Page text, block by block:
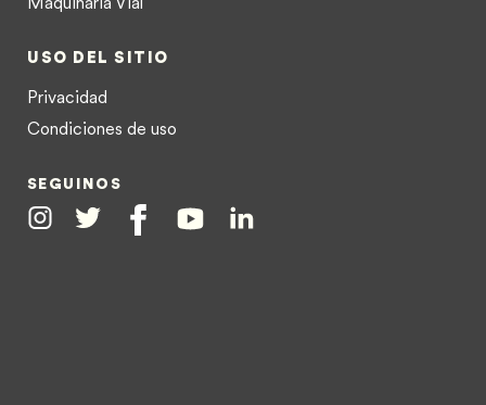
USO DEL SITIO
Privacidad
Condiciones de uso
SEGUINOS
InstagramTwitter FacebookYoutubeLinkedin